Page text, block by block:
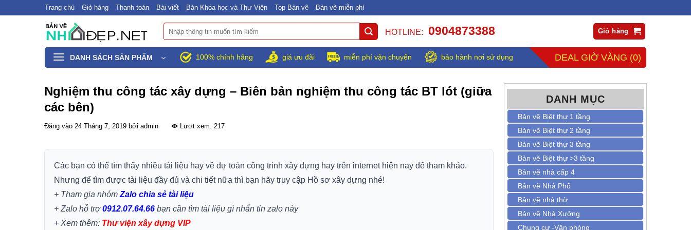
Trang chủ Giỏ hàng Thanh toán Bài viết Bán Khóa học và Thư Viện Top Bản vẽ Bản vẽ miễn phí
Tìm
kiếm:
HOTLINE: 0904873388 Giỏ hàng
DANH SÁCH SẢN PHẨM 100% chính hãng giá ưu đãi miễn phí vận chuyển bảo hành nơi sử dụng DEAL GIỜ VÀNG (0)
Nghiệm thu công tác xây dựng – Biên bản nghiệm thu công tác BT lót (giữa
các bên)
Đăng vào 24 Tháng 7, 2019 bởi admin Lượt xem: 217
Các bạn có thể tìm thấy nhiều tài liệu hay về dự toán công trình xây dựng hay trên internet hiện nay để tham khảo.
Nhưng để tìm được tài liệu đầy đủ và chi tiết nữa thì bạn hãy truy cập Hồ sơ xây dựng nhé!
+ Tham gia nhóm Zalo chia sẻ tài liệu
+ Zalo hỗ trợ0912.07.64.66bạn cần tìm tài liệu gì nhắn tin zalo này
+ Xem thêm: Thư viện xây dựng VIP
DANH MỤC
Bản vẽ Biệt thự 1 tầng
Bản vẽ Biệt thự 2 tầng
Bản vẽ Biệt thự 3 tầng
Bản vẽ Biệt thự >3 tầng
Bản vẽ nhà cấp 4
Bản vẽ Nhà Phố
Bản vẽ nhà thờ
Bản vẽ Nhà Xưởng
Chung cư -Văn phòng